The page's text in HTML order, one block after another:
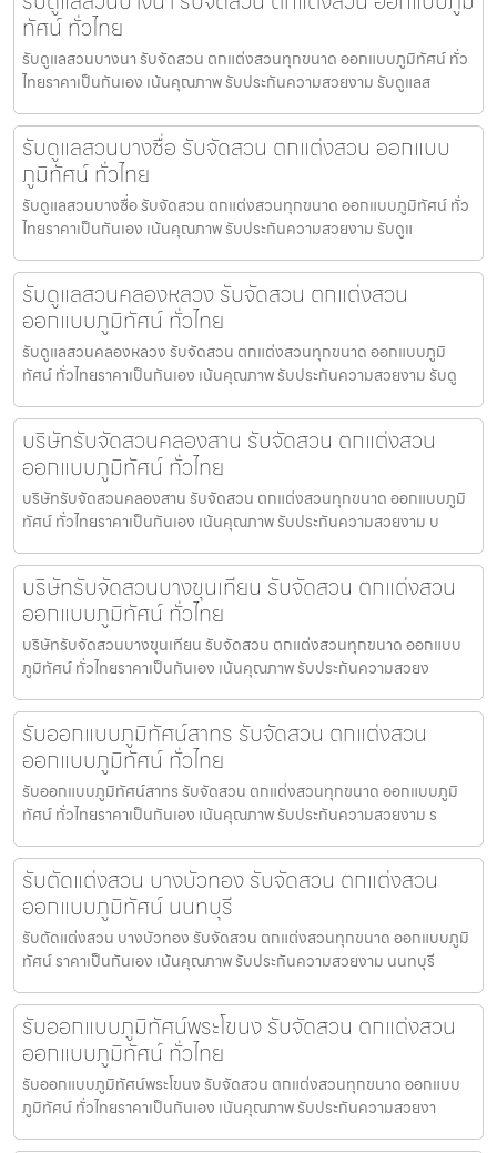
ทัศน์ ทั่วไทย
รับดูแลสวนบางนา รับจัดสวน ตกแต่งสวนทุกขนาด ออกแบบภูมิทัศน์ ทั่ว
ไทยราคาเป็นกันเอง เน้นคุณภาพ รับประกันความสวยงาม รับดูแลส
รับดูแลสวนบางซื่อ รับจัดสวน ตกแต่งสวน ออกแบบ
ภูมิทัศน์ ทั่วไทย
รับดูแลสวนบางซื่อ รับจัดสวน ตกแต่งสวนทุกขนาด ออกแบบภูมิทัศน์ ทั่ว
ไทยราคาเป็นกันเอง เน้นคุณภาพ รับประกันความสวยงาม รับดูแ
รับดูแลสวนคลองหลวง รับจัดสวน ตกแต่งสวน
ออกแบบภูมิทัศน์ ทั่วไทย
รับดูแลสวนคลองหลวง รับจัดสวน ตกแต่งสวนทุกขนาด ออกแบบภูมิ
ทัศน์ ทั่วไทยราคาเป็นกันเอง เน้นคุณภาพ รับประกันความสวยงาม รับดู
บริษัทรับจัดสวนคลองสาน รับจัดสวน ตกแต่งสวน
ออกแบบภูมิทัศน์ ทั่วไทย
บริษัทรับจัดสวนคลองสาน รับจัดสวน ตกแต่งสวนทุกขนาด ออกแบบภูมิ
ทัศน์ ทั่วไทยราคาเป็นกันเอง เน้นคุณภาพ รับประกันความสวยงาม บ
บริษัทรับจัดสวนบางขุนเทียน รับจัดสวน ตกแต่งสวน
ออกแบบภูมิทัศน์ ทั่วไทย
บริษัทรับจัดสวนบางขุนเทียน รับจัดสวน ตกแต่งสวนทุกขนาด ออกแบบ
ภูมิทัศน์ ทั่วไทยราคาเป็นกันเอง เน้นคุณภาพ รับประกันความสวยง
รับออกแบบภูมิทัศน์สาทร รับจัดสวน ตกแต่งสวน
ออกแบบภูมิทัศน์ ทั่วไทย
รับออกแบบภูมิทัศน์สาทร รับจัดสวน ตกแต่งสวนทุกขนาด ออกแบบภูมิ
ทัศน์ ทั่วไทยราคาเป็นกันเอง เน้นคุณภาพ รับประกันความสวยงาม ร
รับตัดแต่งสวน บางบัวทอง รับจัดสวน ตกแต่งสวน
ออกแบบภูมิทัศน์ นนทบุรี
รับตัดแต่งสวน บางบัวทอง รับจัดสวน ตกแต่งสวนทุกขนาด ออกแบบภูมิ
ทัศน์ ราคาเป็นกันเอง เน้นคุณภาพ รับประกันความสวยงาม นนทบุรี
รับออกแบบภูมิทัศน์พระโขนง รับจัดสวน ตกแต่งสวน
ออกแบบภูมิทัศน์ ทั่วไทย
รับออกแบบภูมิทัศน์พระโขนง รับจัดสวน ตกแต่งสวนทุกขนาด ออกแบบ
ภูมิทัศน์ ทั่วไทยราคาเป็นกันเอง เน้นคุณภาพ รับประกันความสวยงา